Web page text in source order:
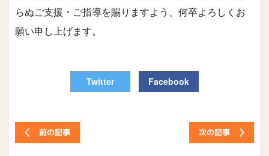
らぬご支援・ご指導を賜りますよう、何卒よろしくお
願い申し上げます。
Twitter Facebook
前の記事 次の記事